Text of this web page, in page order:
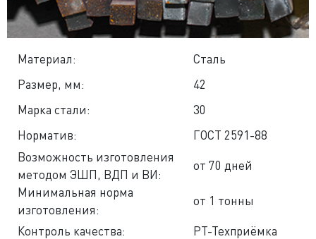
Материал:
Сталь
Размер, мм:
42
Марка стали:
30
Норматив:
ГОСТ 2591-88
Возможность изготовления
методом ЭШП, ВДП и ВИ:
от 70 дней
Минимальная норма
изготовления:
от 1 тонны
Контроль качества: РТ-Техприёмка